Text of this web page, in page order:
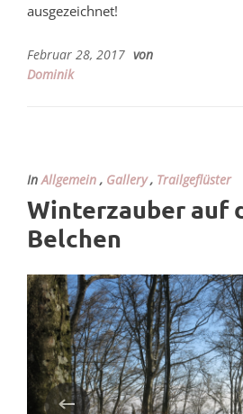
ausgezeichnet!
Februar 28, 2017 von
Dominik
In Allgemein , Gallery, Trailgeflüster
Winterzauber auf
Belchen